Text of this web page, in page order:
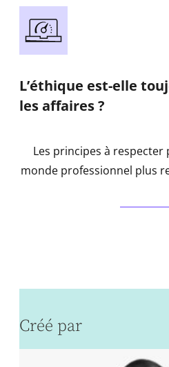
L’éthique est-elle
les affaires ?
Les principes à
monde professionnel plus
Créé par